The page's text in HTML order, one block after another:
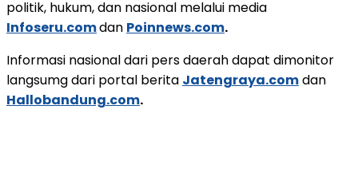
politik, hukum, dan nasional melalui media
Infoseru.comdan Poinnews.com.
Informasi nasional dari pers daerah dapat dimonitor
langsumg dari portal berita Jatengraya.comdan
Hallobandung.com.